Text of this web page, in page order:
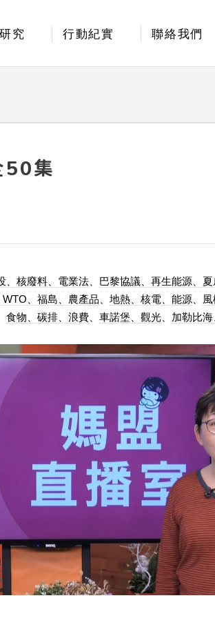
究 行動紀實 聯絡我們
50集
、核廢料、電業法、 巴黎協議、再生能源、
WTO、福島、農產品 地熱、核電、能源、
食物、碳排、浪費、 車諾堡、觀光、 加勒比